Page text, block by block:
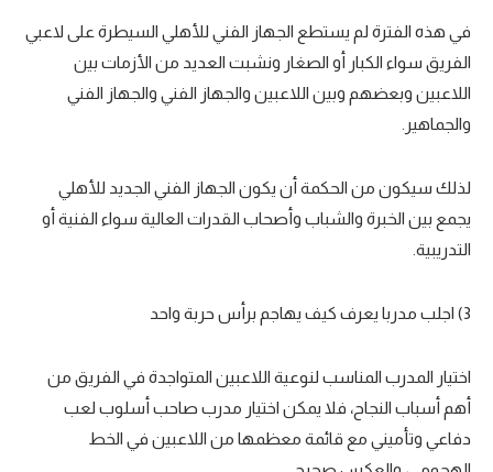
في هذه الفترة لم يستطع الجهاز الفني للأهلي السيطرة على لاعبي
الفريق سواء الكبار أو الصغار ونشبت العديد من الأزمات بين
اللاعبين وبعضهم وبين اللاعبين والجهاز الفني والجهاز الفني
والجماهير.
لذلك سيكون من الحكمة أن يكون الجهاز الفني الجديد للأهلي
يجمع بين الخبرة والشباب وأصحاب القدرات العالية سواء الفنية أو
التدريبية.
3) اجلب مدربا يعرف كيف يهاجم برأس حربة واحد
اختيار المدرب المناسب لنوعية اللاعبين المتواجدة في الفريق من
أهم أسباب النجاح، فلا يمكن اختيار مدرب صاحب أسلوب لعب
دفاعي وتأميني مع قائمة معظمها من اللاعبين في الخط